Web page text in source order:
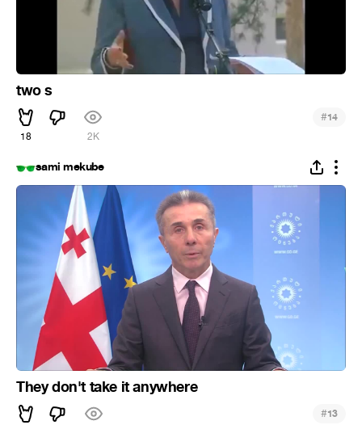
two s
18 2K
#14
sami mekube
They don't take it anywhere
#13